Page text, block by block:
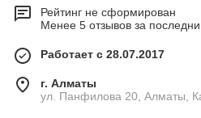
Рейтинг не сформирован
Менее 5 отзывов за
Работает с 28.07.2017
г. Алматы
ул. Панфилова 20, Алматы,